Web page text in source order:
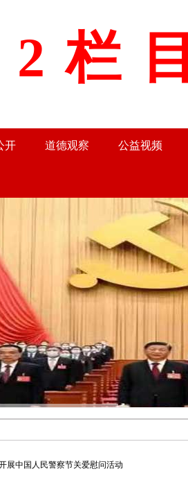
栏
开 道德观察 公益视频
展中国人民警察节关爱慰问活动